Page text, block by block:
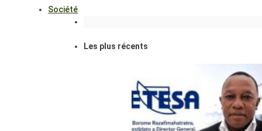
Société
Les plus récents